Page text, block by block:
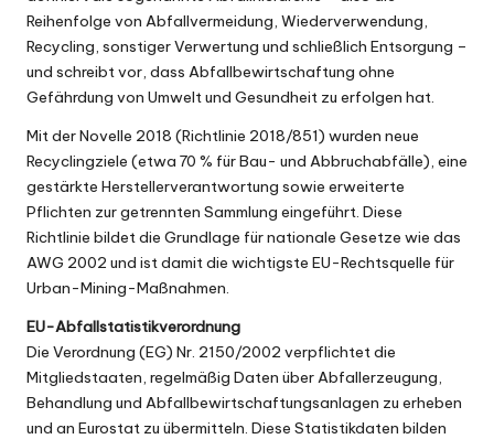
Reihenfolge von Abfallvermeidung, Wiederverwendung,
Recycling, sonstiger Verwertung und schließlich Entsorgung –
und schreibt vor, dass Abfallbewirtschaftung ohne
Gefährdung von Umwelt und Gesundheit zu erfolgen hat.
Mit der Novelle 2018 (Richtlinie 2018/851) wurden neue
Recyclingziele (etwa 70 % für Bau- und Abbruchabfälle), eine
gestärkte Herstellerverantwortung sowie erweiterte
Pflichten zur getrennten Sammlung eingeführt. Diese
Richtlinie bildet die Grundlage für nationale Gesetze wie das
AWG 2002 und ist damit die wichtigste EU-Rechtsquelle für
Urban-Mining-Maßnahmen.
EU-Abfallstatistikverordnung
Die Verordnung (EG) Nr. 2150/2002 verpflichtet die
Mitgliedstaaten, regelmäßig Daten über Abfallerzeugung,
Behandlung und Abfallbewirtschaftungsanlagen zu erheben
und an Eurostat zu übermitteln. Diese Statistikdaten bilden